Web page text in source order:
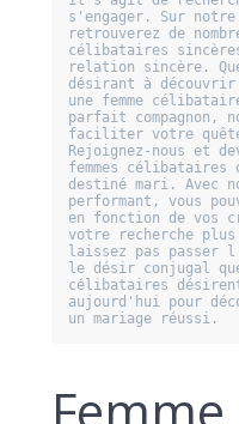
s'engager. Sur
retrouverez de
célibataires
relation sincère. Que
désirant à découvrir
une femme
parfait
faciliter votre
Rejoignez-nous et
femmes
destiné mari. Avec
performant, vous
en fonction de vos
votre recherche
laissez pas passer
le désir conjugal
célibataires
aujourd'hui pour